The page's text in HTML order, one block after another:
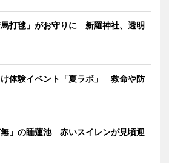
打毬」がお守りに 新羅神社、透明
体験イベント「夏ラボ」 救命や防
」の睡蓮池 赤いスイレンが見頃迎